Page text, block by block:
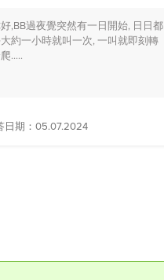
,BB過夜覺突然有一日開始, 日日都
約一小時就叫一次, 一叫就即刻轉
.....
日期：05.07.2024